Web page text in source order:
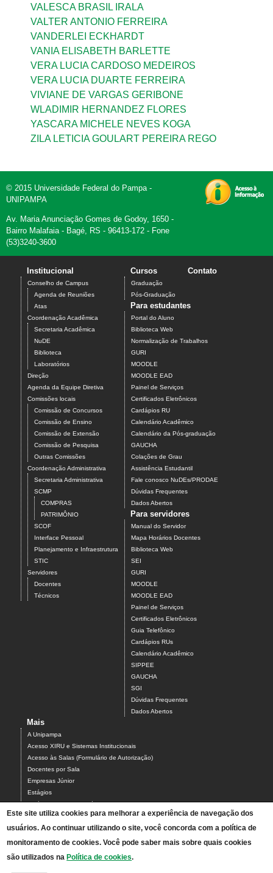
VALESCA BRASIL IRALA
VALTER ANTONIO FERREIRA
VANDERLEI ECKHARDT
VANIA ELISABETH BARLETTE
VERA LUCIA CARDOSO MEDEIROS
VERA LUCIA DUARTE FERREIRA
VIVIANE DE VARGAS GERIBONE
WLADIMIR HERNANDEZ FLORES
YASCARA MICHELE NEVES KOGA
ZILA LETICIA GOULART PEREIRA REGO
© 2015 Universidade Federal do Pampa -
UNIPAMPA
Av. Maria Anunciação Gomes de Godoy, 1650 -
Bairro Malafaia - Bagé, RS - 96413-172 - Fone
(53)3240-3600
Institucional
Conselho de Campus
Agenda de Reuniões
Atas
Coordenação Acadêmica
Secretaria Acadêmica
NuDE
Biblioteca
Laboratórios
Direção
Agenda da Equipe Diretiva
Comissões locais
Comissão de Concursos
Comissão de Ensino
Comissão de Extensão
Comissão de Pesquisa
Outras Comissões
Coordenação Administrativa
Secretaria Administrativa
SCMP
COMPRAS
PATRIMÔNIO
SCOF
Interface Pessoal
Planejamento e Infraestrutura
STIC
Servidores
Docentes
Técnicos
Cursos
Graduação
Pós-Graduação
Contato
Para estudantes
Portal do Aluno
Biblioteca Web
Normalização de Trabalhos
GURI
MOODLE
MOODLE EAD
Painel de Serviços
Certificados Eletrônicos
Cardápios RU
Calendário Acadêmico
Calendário da Pós-graduação
GAUCHA
Colações de Grau
Assistência Estudantil
Fale conosco NuDEs/PRODAE
Dúvidas Frequentes
Dados Abertos
Para servidores
Manual do Servidor
Mapa Horários Docentes
Biblioteca Web
SEI
GURI
MOODLE
MOODLE EAD
Painel de Serviços
Certificados Eletrônicos
Guia Telefônico
Cardápios RUs
Calendário Acadêmico
SIPPEE
GAUCHA
SGI
Dúvidas Frequentes
Dados Abertos
Mais
A Unipampa
Acesso XIRU e Sistemas Institucionais
Acesso às Salas (Formulário de Autorização)
Docentes por Sala
Empresas Júnior
Estágios
Estágios Campus Bagé
Organograma do Campus Bagé
Programa PARCEIROS DO CAMPUS BAGÉ
Solicitação de Intérprete de Libras
Este site utiliza cookies para melhorar a experiência de navegação dos
usuários. Ao continuar utilizando o site, você concorda com a política de
monitoramento de cookies. Você pode saber mais sobre quais cookies
são utilizados na Política de cookies.